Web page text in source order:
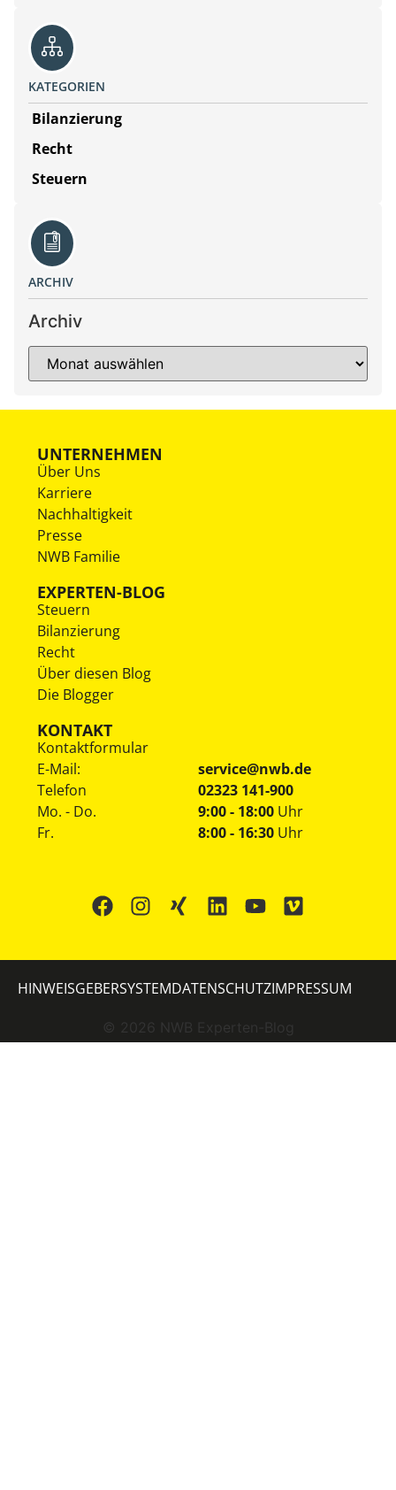
KATEGORIEN
Bilanzierung
Recht
Steuern
ARCHIV
Archiv
UNTERNEHMEN
Über Uns
Karriere
Nachhaltigkeit
Presse
NWB Familie
EXPERTEN-BLOG
Steuern
Bilanzierung
Recht
Über diesen Blog
Die Blogger
KONTAKT
Kontaktformular
E-Mail:
service@nwb.de
Telefon
02323 141-900
Mo. - Do.
Fr.
9:00 - 18:00 Uhr
8:00 - 16:30 Uhr
© 2026 NWB Experten-Blog
HINWEISGEBERSYSTEMDATENSCHUTZIMPRESSUM